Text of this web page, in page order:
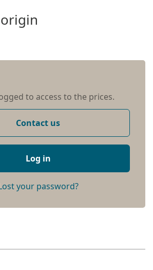
to access to the prices.
Contact us
Log in
your password?